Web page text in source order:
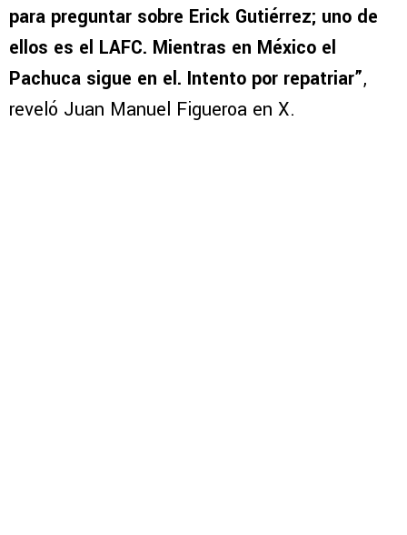
para preguntar sobre Erick Gutiérrez; uno de
ellos es el LAFC. Mientras en México el
Pachuca sigue en el. Intento por repatriar”,
reveló Juan Manuel Figueroa en X.